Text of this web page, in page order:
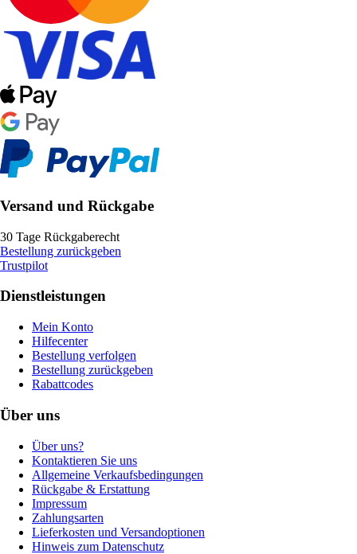
Versand und Rückgabe
30 Tage Rückgaberecht
Bestellung zurückgeben
Trustpilot
Dienstleistungen
Mein Konto
Hilfecenter
Bestellung verfolgen
Bestellung zurückgeben
Rabattcodes
Über uns
Über uns?
Kontaktieren Sie uns
Allgemeine Verkaufsbedingungen
Rückgabe & Erstattung
Impressum
Zahlungsarten
Lieferkosten und Versandoptionen
Hinweis zum Datenschutz